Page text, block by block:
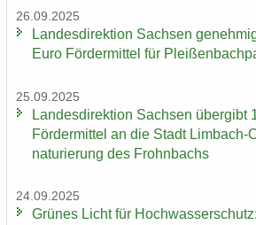
26.09.2025
Lan­des­di­rek­ti­on Sach­sen
Euro För­der­mit­tel für
25.09.2025
Lan­des­di­rek­ti­on Sach­sen über­gibt
För­der­mit­tel an die Stadt
na­tu­rie­rung des Frohn­bachs
24.09.2025
Grü­nes Licht für